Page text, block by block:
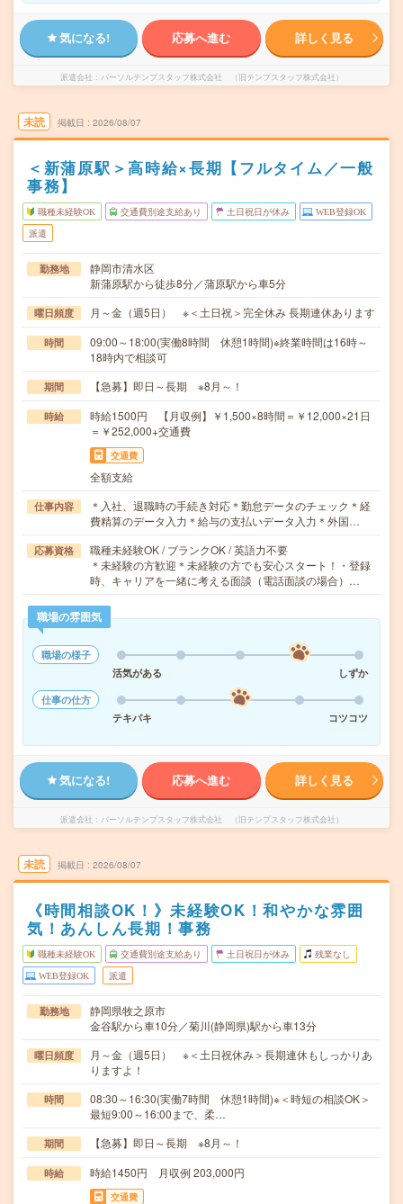
気になる! 応募へ進む 詳しく見る
派遣会社 パーソルテンプスタッフ株式会社 （旧テンプスタッフ株式会社）
未読 掲載日 2026/08/07
＜新蒲原駅＞高時給×長期【フルタイム／一般
事務】
職種未経験OK 交通費別途支給あり 土日祝日が休み WEB登録OK
派遣
勤務地
静岡市清水区
新蒲原駅から徒歩8分／蒲原駅から車5分
曜日頻度 月～金（週5日） ※＜土日祝＞完全休み 長期連休あります
時間
09:00～18:00(実働8時間 休憩1時間)※終業時間は16時～
18時内で相談可
期間 【急募】即日～長期 ※8月～！
時給
時給1500円 【月収例】￥1,500×8時間＝￥12,000×21日
＝￥252,000+交通費
交通費
全額支給
仕事内容
＊入社、退職時の手続き対応＊勤怠データのチェック＊経
費精算のデータ入力＊給与の支払いデータ入力＊外国…
応募資格
職種未経験OK / ブランクOK / 英語力不要
＊未経験の方歓迎＊未経験の方でも安心スタート！・登録
時、キャリアを一緒に考える面談（電話面談の場合）…
職場の雰囲気
職場の様子
活気がある
しずか
仕事の仕方
テキパキ
コツコツ
気になる! 応募へ進む 詳しく見る
派遣会社 パーソルテンプスタッフ株式会社 （旧テンプスタッフ株式会社）
未読 掲載日 2026/08/07
《時間相談OK！》未経験OK！和やかな雰囲
気！あんしん長期！事務
職種未経験OK 交通費別途支給あり 土日祝日が休み 残業なし
WEB登録OK 派遣
勤務地
静岡県牧之原市
金谷駅から車10分／菊川(静岡県)駅から車13分
曜日頻度
月～金（週5日） ※＜土日祝休み＞長期連休もしっかりあ
りますよ！
時間
08:30～16:30(実働7時間 休憩1時間)※＜時短の相談OK＞
最短9:00～16:00まで、柔…
期間 【急募】即日～長期 ※8月～！
時給 時給1450円 月収例 203,000円
交通費